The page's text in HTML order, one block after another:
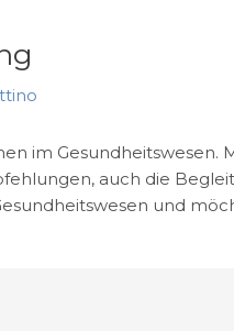
im Gesundheitswesen.
auch die
und